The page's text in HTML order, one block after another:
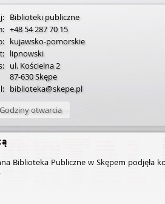
Biblioteki publiczne
+48 54 287 70 15
kujawsko-pomorskie
lipnowski
ul. Kościelna 2
87-630Skępe
biblioteka@skepe.pl
Godziny otwarcia
Biblioteka Publiczne w Skępem podjęła